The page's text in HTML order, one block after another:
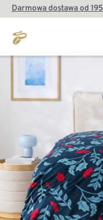
Darmowa dostawa od 195